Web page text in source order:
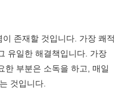
존재할 것입니다. 가장 쾌적
유일한 해결책입니다. 가장
한 부분은 소독을 하고, 매일
것입니다.